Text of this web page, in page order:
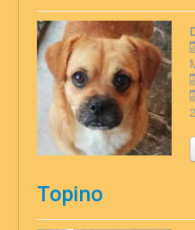
Topino